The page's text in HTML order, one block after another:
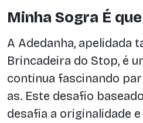
Minha Sogra É
A Adedanha, apelidada
Brincadeira do Stop, é
continua fascinando
as. Este desafio
desafia a originalidade